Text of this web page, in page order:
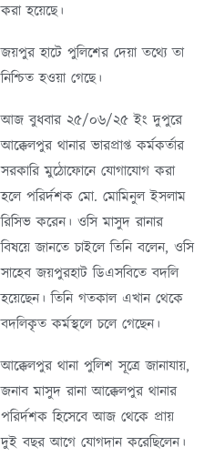
করা হয়েছে।
জয়পুর হাটে পুলিশের দেয়া তথ্যে তা
নিশ্চিত হওয়া গেছে।
আজ বুধবার ২৫/০৬/২৫ ইং দুপুরে
আক্কেলপুর থানার ভারপ্রাপ্ত কর্মকর্তার
সরকারি মুঠোফোনে যোগাযোগ করা
হলে পরির্দশক মো. মোমিনুল ইসলাম
রিসিভ করেন। ওসি মাসুদ রানার
বিষয়ে জানতে চাইলে তিনি বলেন, ওসি
সাহেব জয়পুরহাট ডিএসবিতে বদলি
হয়েছেন। তিনি গতকাল এখান থেকে
বদলিকৃত কর্মস্থলে চলে গেছেন।
আক্কেলপুর থানা পুলিশ সূত্রে জানাযায়,
জনাব মাসুদ রানা আক্কেলপুর থানার
পরির্দশক হিসেবে আজ থেকে প্রায়
দুই বছর আগে যোগদান করেছিলেন।